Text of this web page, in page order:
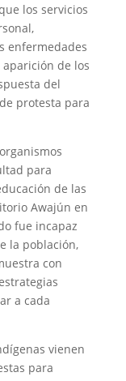
los servicios
enfermedades
aparición de los
del
protesta para
para
de las
Awajún en
fue incapaz
la población,
con
a cada
vienen
para